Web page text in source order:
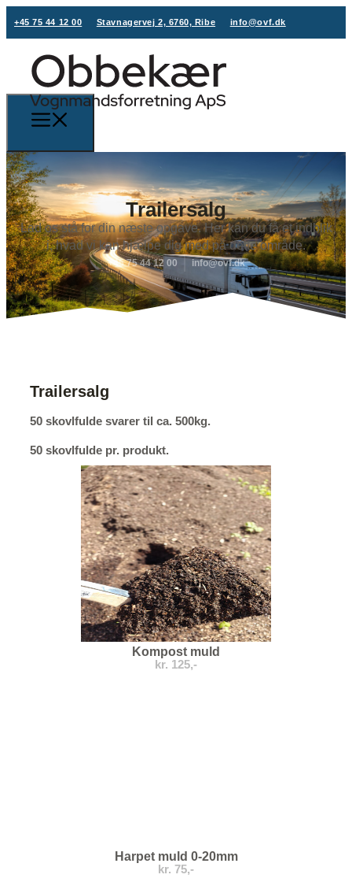
+45 75 44 12 00 Stavnagervej 2, 6760, Ribe info@ovf.dk
Trailersalg
Lad os stå for din næste opgave. Her kan du få et indblik
i, hvad vi kan hjælpe dig med på dette område.
+45 75 44 12 00 info@ovf.dk
Trailersalg
50 skovlfulde svarer til ca. 500kg.
50 skovlfulde pr. produkt.
Kompost muld
kr. 125,-
Harpet muld 0-20mm
kr. 75,-